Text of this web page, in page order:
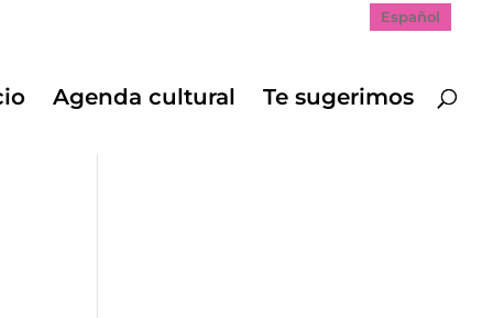
Español
Agenda cultural Te sugerimos